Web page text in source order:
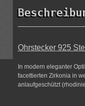
Ohrstecker 925
In modern eleganter
facettierten Zirkonia in
anlaufgeschützt